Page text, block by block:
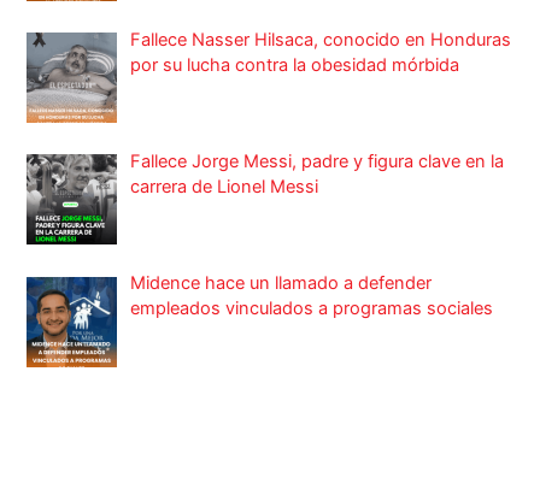
Fallece Nasser Hilsaca, conocido en Honduras
por su lucha contra la obesidad mórbida
Fallece Jorge Messi, padre y figura clave en la
carrera de Lionel Messi
Midence hace un llamado a defender
empleados vinculados a programas sociales